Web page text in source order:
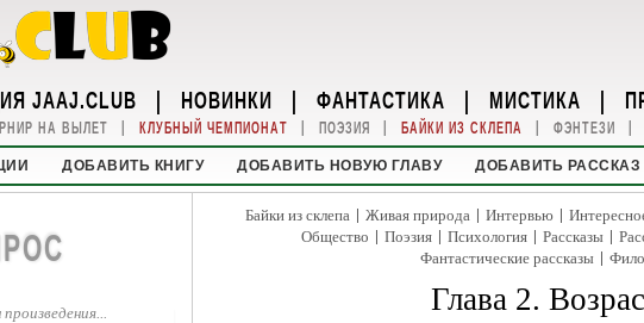
JAAJ.CLUB | НОВИНКИ | ФАНТАСТИКА | МИСТИКА |
НА ВЫЛЕТ | КЛУБНЫЙ ЧЕМПИОНАТ | ПОЭЗИЯ | БАЙКИ ИЗ СКЛЕПА | ФЭНТЕЗИ |
ДОБАВИТЬ КНИГУ ДОБАВИТЬ НОВУЮ ГЛАВУ ДОБАВИТЬ РАССКАЗ
Байки из склепа | Живая природа | Интервью |
Общество | Поэзия | Психология | Рассказы |
Фантастические рассказы |
Глава 2.